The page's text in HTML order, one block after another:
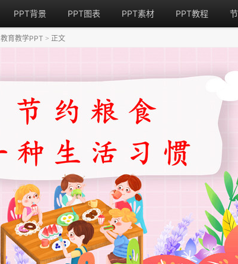
PPT背景 PPT图表 PPT素材 PPT教程
教育教学PPT > 正文